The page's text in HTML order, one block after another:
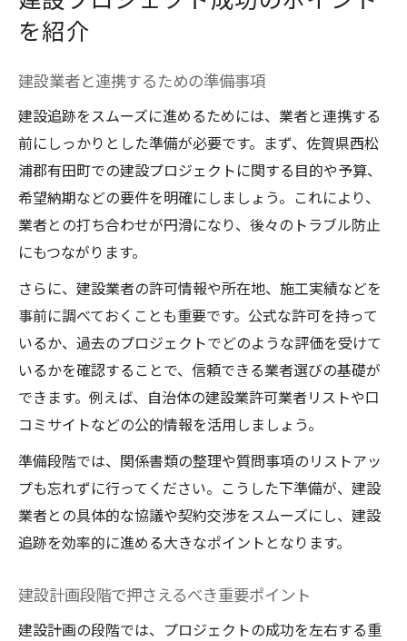
を紹介
建設業者と連携するための準備事項
建設追跡をスムーズに進めるためには、業者と連携する
前にしっかりとした準備が必要です。まず、佐賀県西松
浦郡有田町での建設プロジェクトに関する目的や予算、
希望納期などの要件を明確にしましょう。これにより、
業者との打ち合わせが円滑になり、後々のトラブル防止
にもつながります。
さらに、建設業者の許可情報や所在地、施工実績などを
事前に調べておくことも重要です。公式な許可を持って
いるか、過去のプロジェクトでどのような評価を受けて
いるかを確認することで、信頼できる業者選びの基礎が
できます。例えば、自治体の建設業許可業者リストや口
コミサイトなどの公的情報を活用しましょう。
準備段階では、関係書類の整理や質問事項のリストアッ
プも忘れずに行ってください。こうした下準備が、建設
業者との具体的な協議や契約交渉をスムーズにし、建設
追跡を効率的に進める大きなポイントとなります。
建設計画段階で押さえるべき重要ポイント
建設計画の段階では、プロジェクトの成功を左右する重